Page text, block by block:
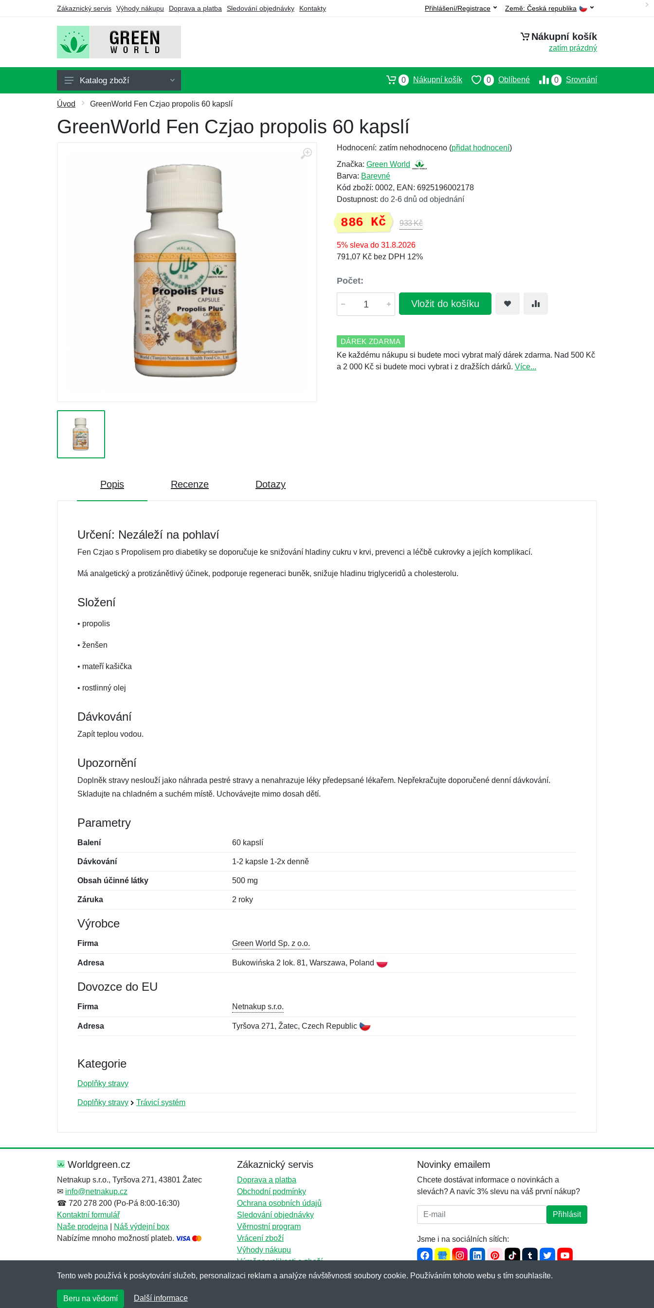
Zákaznický servis Výhody nákupu Doprava a platba Sledování objednávky Kontakty Země: Česká republika
Přihlášení/Registrace
Nákupní košík
zatím prázdný
Doplňky stravy
Nápoje
Katalog zboží 0 Srovnání
0 Oblíbené
0 Nákupní košík
Úvod GreenWorld Fen Czjao propolis 60 kapslí
GreenWorld Fen Czjao propolis 60 kapslí
Hodnocení: zatím nehodnoceno (přidat hodnocení)
Značka: Green World
Barva: Barevné
Kód zboží: 0002, EAN: 6925196002178
Dostupnost: do 2-6 dnů od objednání
886 Kč 933 Kč
5% sleva do 31.8.2026
791,07 Kč bez DPH 12%
Počet:
Vložit do košíku
DÁREK ZDARMA
Ke každému nákupu si budete moci vybrat malý dárek zdarma. Nad 500 Kč
a 2 000 Kč si budete moci vybrat i z dražších dárků. Více...
Popis Recenze Dotazy
Určení: Nezáleží na pohlaví
Fen Czjao s Propolisem pro diabetiky se doporučuje ke snižování hladiny cukru v krvi, prevenci a léčbě cukrovky a jejích komplikací.
Má analgetický a protizánětlivý účinek, podporuje regeneraci buněk, snižuje hladinu triglyceridů a cholesterolu.
Složení
• propolis
• ženšen
• mateří kašička
• rostlinný olej
Dávkování
Zapít teplou vodou.
Upozornění
Doplněk stravy neslouží jako náhrada pestré stravy a nenahrazuje léky předepsané lékařem. Nepřekračujte doporučené denní dávkování.
Skladujte na chladném a suchém místě. Uchovávejte mimo dosah dětí.
Parametry
Balení 60 kapslí
Dávkování 1-2 kapsle 1-2x denně
Obsah účinné látky 500 mg
Záruka 2 roky
Výrobce
Firma Green World Sp. z o.o.
Adresa Bukowińska 2 lok. 81, Warszawa, Poland
Dovozce do EU
Firma Netnakup s.r.o.
Adresa Tyršova 271, Žatec, Czech Republic
Kategorie
Doplňky stravy
Doplňky stravy Trávicí systém
Zpráva*
Přidat
Zpráva*
Přidat
Worldgreen.cz
Netnakup s.r.o., Tyršova 271, 43801 Žatec
✉ info@netnakup.cz
☎ 720 278 200 (Po-Pá 8:00-16:30)
Kontaktní formulář
Naše prodejna
Náš výdejní box
Nabízíme mnoho možností plateb.
Zákaznický servis
Doprava a platba
Obchodní podmínky
Ochrana osobních údajů
Sledování objednávky
Věrnostní program
Vrácení zboží
Výhody nákupu
Výměna velikosti a zboží
Více informací...
Novinky emailem
Chcete dostávat informace o novinkách a
slevách? A navíc 3% slevu na váš první nákup?
E-mail: Přihlásit
Jsme i na sociálních sítích:
Tento web používá k poskytování služeb, personalizaci reklam a analýze návštěvnosti soubory cookie. Používáním tohoto webu s tím souhlasíte.
Beru na vědomí Další informace